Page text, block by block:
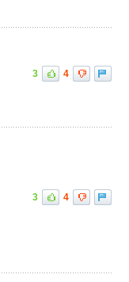
3 4
3 4